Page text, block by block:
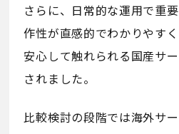
さらに、日常的な運用で重
作性が直感的でわかりやす
安心して触れられる国産サ
されました。
比較検討の段階では海外サ